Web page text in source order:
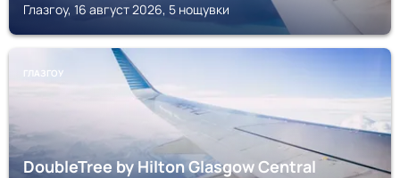
Глазгоу, 16 август 2026, 5 нощувки
ГЛАЗГОУ
DoubleTree by Hilton Glasgow Central